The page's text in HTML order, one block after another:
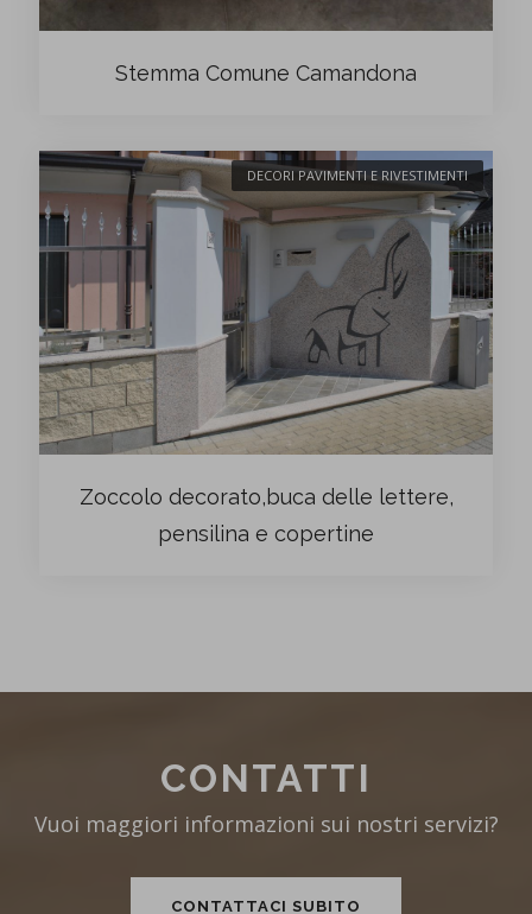
Stemma Comune Camandona
DECORI PAVIMENTI E RIVESTIMENTI
Zoccolo decorato,buca delle lettere,
pensilina e copertine
CONTATTI
Vuoi maggiori informazioni sui nostri servizi?
CONTATTACI SUBITO